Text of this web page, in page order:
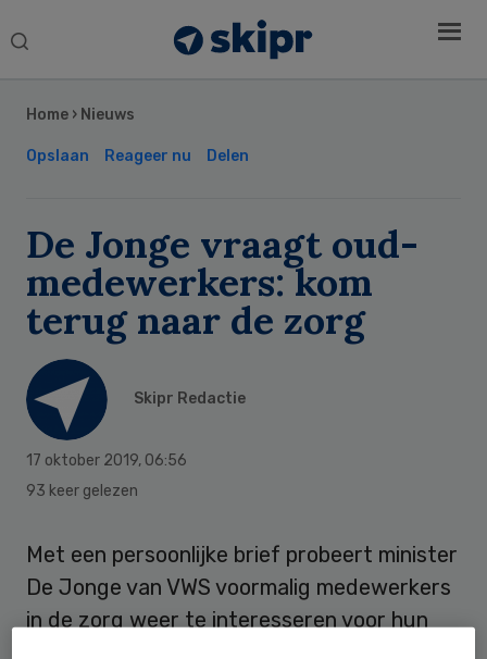
Search
Home › Nieuws
Opslaan Reageer nu Delen
De Jonge vraagt oud-
medewerkers: kom
terug naar de zorg
Skipr Redactie
17 oktober 2019, 06:56
93 keer gelezen
Met een persoonlijke brief probeert minister
De Jonge van VWS voormalig medewerkers
in de zorg weer te interesseren voor hun
Sidebar